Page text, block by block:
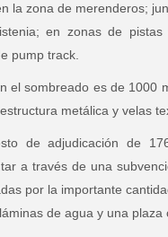
la zona de merenderos;
en zonas de
pump track.
el sombreado es de 1000
metálica y velas
de adjudicación de
a través de una
por la importante
de agua y una plaza